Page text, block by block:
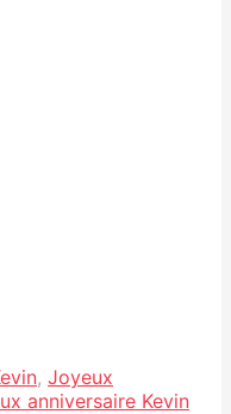
, Joyeux
anniversaire Kevin